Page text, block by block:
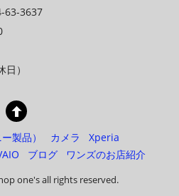
63-3637
）
製品） カメラ
Xperia
ブログ ワンズのお店紹介
one's all rights reserved.